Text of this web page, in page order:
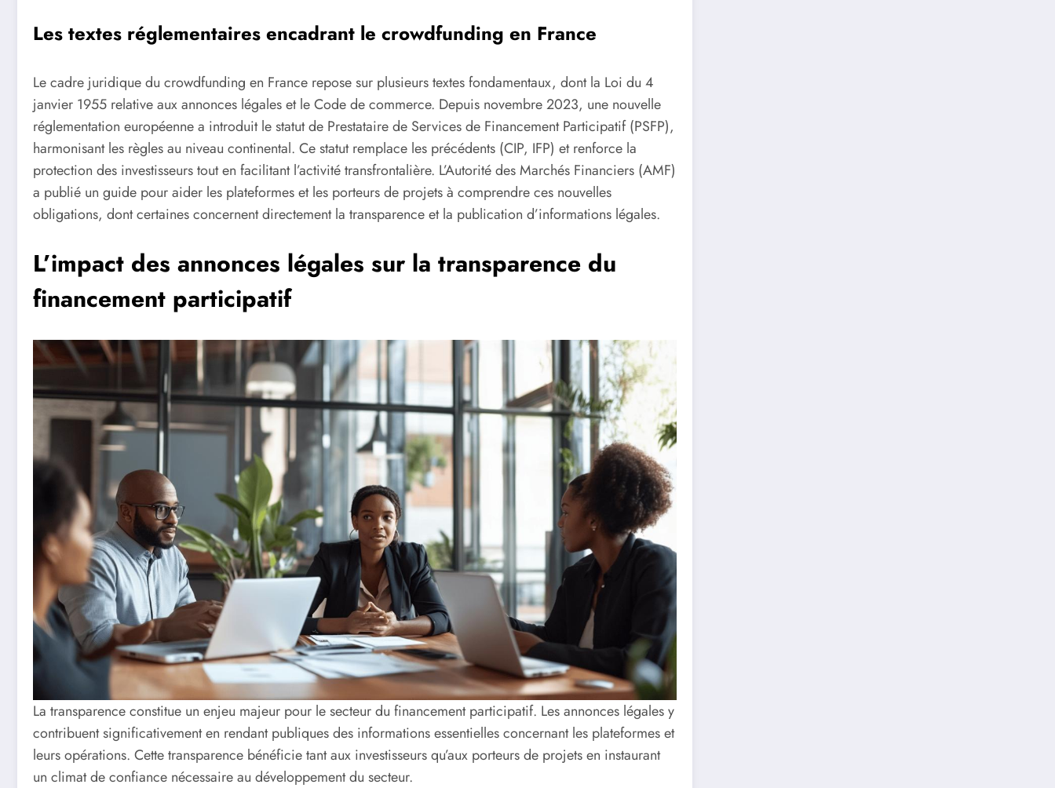
Les textes réglementaires encadrant le crowdfunding en France
Le cadre juridique du crowdfunding en France repose sur plusieurs textes fondamentaux, dont la Loi du 4
janvier 1955 relative aux annonces légales et le Code de commerce. Depuis novembre 2023, une nouvelle
réglementation européenne a introduit le statut de Prestataire de Services de Financement Participatif (PSFP),
harmonisant les règles au niveau continental. Ce statut remplace les précédents (CIP, IFP) et renforce la
protection des investisseurs tout en facilitant l’activité transfrontalière. L’Autorité des Marchés Financiers (AMF)
a publié un guide pour aider les plateformes et les porteurs de projets à comprendre ces nouvelles
obligations, dont certaines concernent directement la transparence et la publication d’informations légales.
L’impact des annonces légales sur la transparence du
financement participatif
La transparence constitue un enjeu majeur pour le secteur du financement participatif. Les annonces légales y
contribuent significativement en rendant publiques des informations essentielles concernant les plateformes et
leurs opérations. Cette transparence bénéficie tant aux investisseurs qu’aux porteurs de projets en instaurant
un climat de confiance nécessaire au développement du secteur.